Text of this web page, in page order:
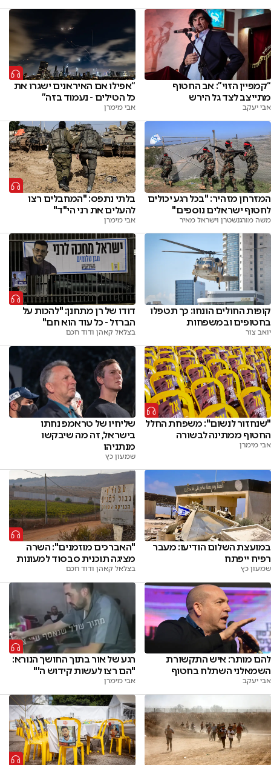
“קמפיין הזוי”: אב החטוף
מתייצב לצד גל הירש
אבי יעקב
“אפילו אם האיראנים ישגרו את
כל הטילים - נעמוד בזה”
אבי מימרן
המזרחן מזהיר: "בכל רגע יכולים
לחטוף ישראלים נוספים"
משה מורגנשטרן וישראל מאיר
בלתי נתפס: "המחבלים רצו
להעלים את רני הי"ד"
אבי מימרן
קופות החולים הונחו: כך תטפלו
בחטופים ובמשפחות
יואב צור
דודו של רן מתחנן: "להכות על
הברזל - כל עוד הוא חם"
בצלאל קאהן ודוד חכם
"שנחזור לנשום": משפחת החלל
החטוף ממתינה לבשורה
אבי מימרן
שליחיו של טראמפ נחתו
בישראל, זה מה שיבקשו
מנתניהו
שמעון כץ
במועצת השלום הודיעו: מעבר
רפיח ייפתח
שמעון כץ
"האברכים מוזמנים": השרה
מציגה תוכנית סבסוד למעונות
בצלאל קאהן ודוד חכם
להם מותר: איש התקשורת
השמאלני השתלח בחטוף
אבי יעקב
רגע של אור בתוך החושך הנורא:
"הם רצו לעשות קידוש ה'"
אבי מימרן